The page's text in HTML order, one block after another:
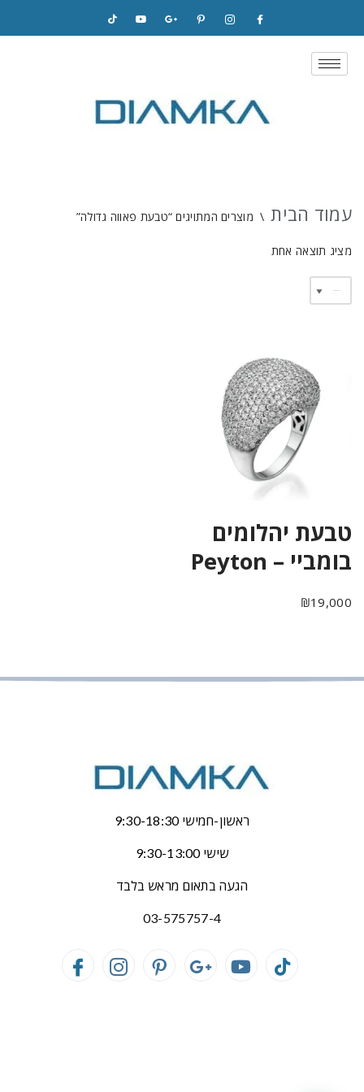
Skip
to
עמוד הבית \ מוצרים המתויגים “טבעת פאווה גדולה”
מציג תוצאה אחת
טבעת יהלומים
בומביי – Peyton
₪19,000
ראשון-חמישי 9:30-18:30
שישי 9:30-13:00
הגעה בתאום מראש בלבד
03-575757-4